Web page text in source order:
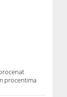
procentima